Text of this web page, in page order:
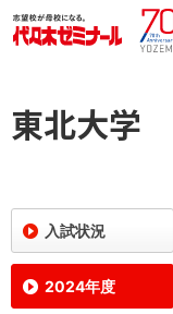
東北大学
入試状況
2024年度